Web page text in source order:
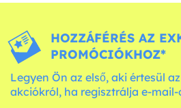
HOZZÁFÉRÉS AZ
PROMÓCIÓKHOZ*
Legyen Ön az első, aki értesül
akciókról, ha regisztrálja e-mail-